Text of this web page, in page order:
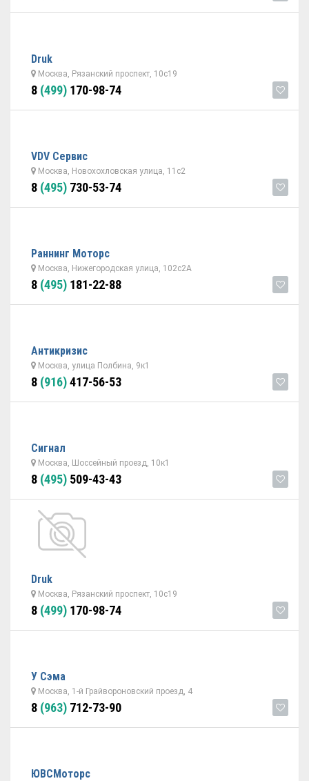
Druk
Москва, Рязанский проспект, 10с19
8 (499) 170-98-74
VDV Сервис
Москва, Новохохловская улица, 11с2
8 (495) 730-53-74
Раннинг Моторс
Москва, Нижегородская улица, 102с2А
8 (495) 181-22-88
Антикризис
Москва, улица Полбина, 9к1
8 (916)417-56-53
Сигнал
Москва, Шоссейный проезд, 10к1
8 (495) 509-43-43
Druk
Москва, Рязанский проспект, 10с19
8 (499) 170-98-74
У Сэма
Москва, 1-й Грайвороновский проезд, 4
8 (963) 712-73-90
ЮВСМоторс